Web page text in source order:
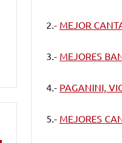
2.- MEJOR
3.- MEJORES
4.- PAGANINI,
5.- MEJORES